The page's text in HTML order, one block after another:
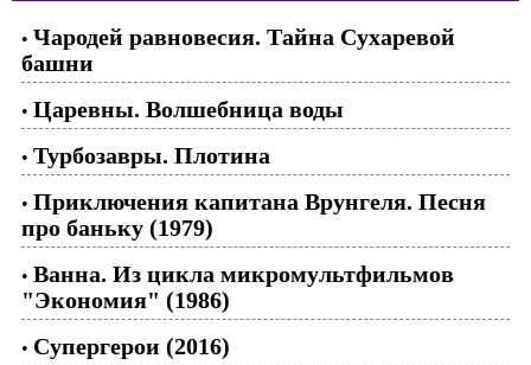
• Чародей равновесия. Тайна Сухаревой
башни
• Царевны. Волшебница воды
• Турбозавры. Плотина
• Приключения капитана Врунгеля. Песня
про баньку (1979)
• Ванна. Из цикла микромультфильмов
"Экономия" (1986)
• Супергерои (2016)